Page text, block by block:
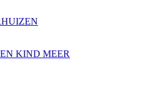
KIND MEER